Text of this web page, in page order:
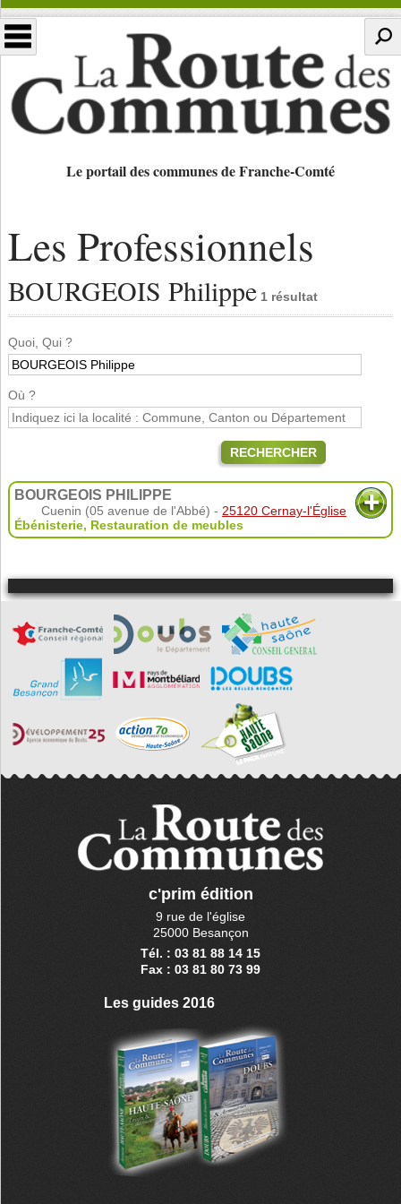
Le portail des communes de Franche-Comté
Les Professionnels
BOURGEOIS Philippe 1 résultat
Quoi, Qui ?
Où ?
RECHERCHER
BOURGEOIS PHILIPPE
Cuenin (05 avenue de l'Abbé) - 25120 Cernay-l'Église
Ébénisterie, Restauration de meubles
c'prim édition
9 rue de l'église
25000 Besançon
Tél. : 03 81 88 14 15
Fax : 03 81 80 73 99
Les guides 2016